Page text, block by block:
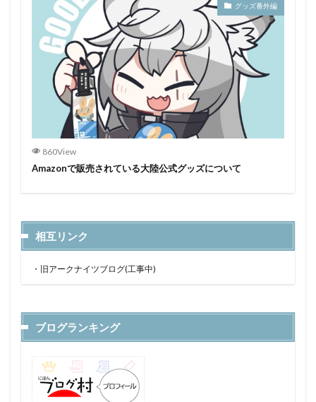
グッズ番外編
860View
Amazonで販売されている大陸公式グッズについて
相互リンク
・ 旧アークナイツブログ(工事中)
ブログランキング